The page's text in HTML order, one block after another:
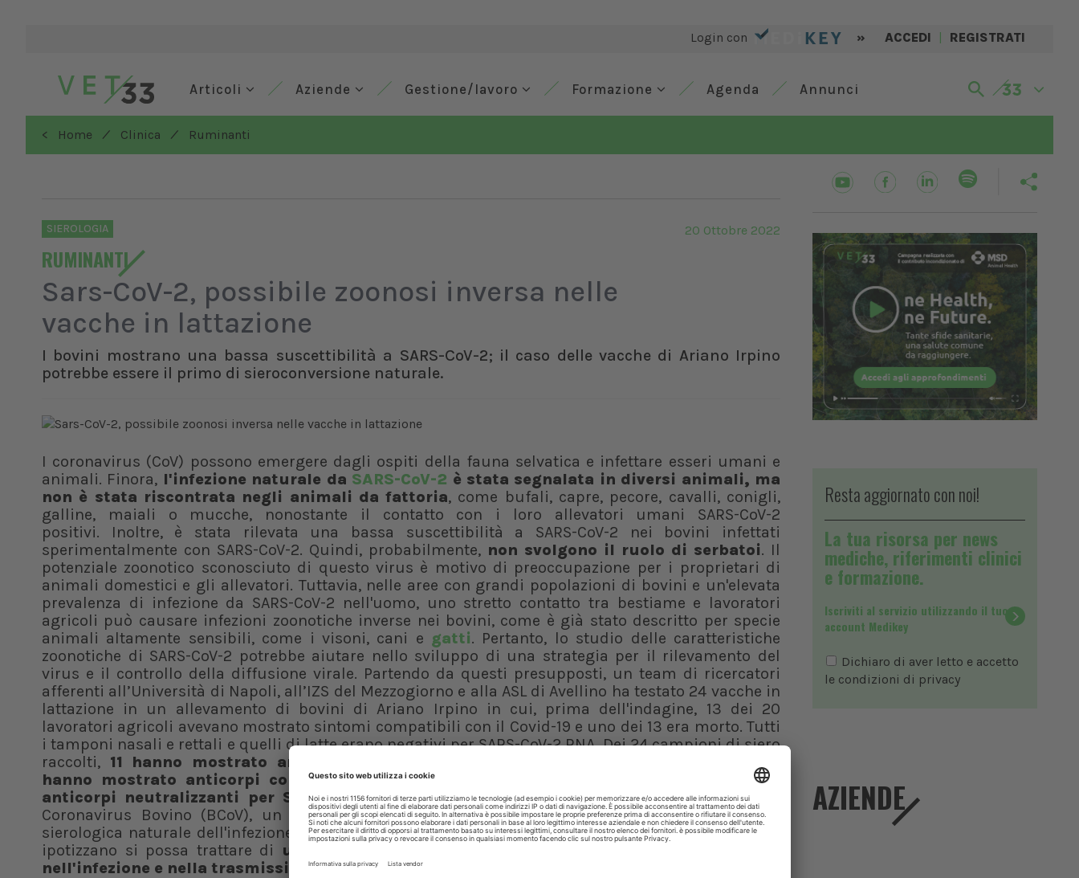
Login con » ACCEDI | REGISTRATI
Articoli Aziende Gestione/lavoro Formazione Agenda Annunci
< Home / Clinica / Ruminanti
SIEROLOGIA
RUMINANTI
20 Ottobre 2022
Sars-CoV-2, possibile zoonosi inversa nelle
vacche in lattazione
I bovini mostrano una bassa suscettibilità a SARS-CoV-2; il caso delle vacche di Ariano Irpino
potrebbe essere il primo di sieroconversione naturale.
I coronavirus (CoV) possono emergere dagli ospiti della fauna selvatica e infettare esseri umani e
animali. Finora, l'infezione naturale da SARS-CoV-2 è stata segnalata in diversi animali, ma
non è stata riscontrata negli animali da fattoria, come bufali, capre, pecore, cavalli, conigli,
galline, maiali o mucche, nonostante il contatto con i loro allevatori umani SARS-CoV-2
positivi. Inoltre, è stata rilevata una bassa suscettibilità a SARS-CoV-2 nei bovini infettati
sperimentalmente con SARS-CoV-2. Quindi, probabilmente, non svolgono il ruolo di serbatoi. Il
potenziale zoonotico sconosciuto di questo virus è motivo di preoccupazione per i proprietari di
animali domestici e gli allevatori. Tuttavia, nelle aree con grandi popolazioni di bovini e un'elevata
prevalenza di infezione da SARS-CoV-2 nell'uomo, uno stretto contatto tra bestiame e lavoratori
agricoli può causare infezioni zoonotiche inverse nei bovini, come è già stato descritto per specie
animali altamente sensibili, come i visoni, cani e gatti. Pertanto, lo studio delle caratteristiche
zoonotiche di SARS-CoV-2 potrebbe aiutare nello sviluppo di una strategia per il rilevamento del
virus e il controllo della diffusione virale. Partendo da questi presupposti, un team di ricercatori
afferenti all’Università di Napoli, all’IZS del Mezzogiorno e alla ASL di Avellino ha testato 24 vacche in
lattazione in un allevamento di bovini di Ariano Irpino in cui, prima dell'indagine, 13 dei 20
lavoratori agricoli avevano mostrato sintomi compatibili con il Covid-19 e uno dei 13 era morto. Tutti
i tamponi nasali e rettali e quelli di latte erano negativi per SARS-CoV-2 RNA. Dei 24 campioni di siero
raccolti, 11 hanno mostrato anticorpi contro la proteina nucleocapside SARS-CoV-2, 14
hanno mostrato anticorpi contro la proteina spike SARS-CoV-2 e 13 hanno sviluppato
anticorpi neutralizzanti per SARS-COV-2; tutti i campioni, invece, sono risultati negativi al
Coronavirus Bovino (BCoV), un altro betacoronavirus. Questo è il primo rapporto di evidenza
sierologica naturale dell'infezione da SARS-CoV-2 nelle vacche in lattazione. Per questo i ricercatori
ipotizzano si possa trattare di un caso di zoonosi inversa. Tuttavia, il ruolo del bestiame
nell'infezione e nella trasmissione da SARS-CoV-2 sembra essere trascurabile.
Resta aggiornato con noi!
La tua risorsa per news
mediche, riferimenti clinici
e formazione.
Iscriviti al servizio utilizzando il tuo
account Medikey
Dichiaro di aver letto e accetto
le condizioni di privacy
AZIENDE